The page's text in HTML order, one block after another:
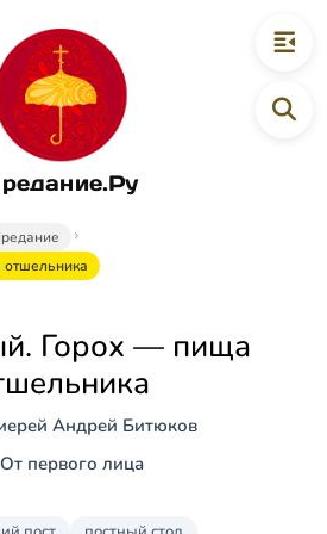
Горох — пища
Андрей Битюков
От первого лица